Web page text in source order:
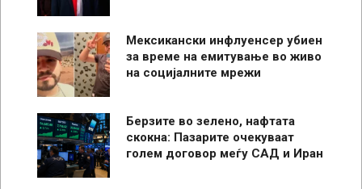
Мексикански инфлуенсер убиен
за време на емитување во живо
на социјалните мрежи
Берзите во зелено, нафтата
скокна: Пазарите очекуваат
голем договор меѓу САД и Иран